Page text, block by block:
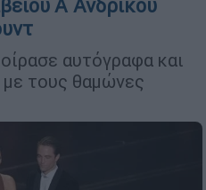
Α΄Ανδρικού
αυτόγραφα και
τους θαμώνες